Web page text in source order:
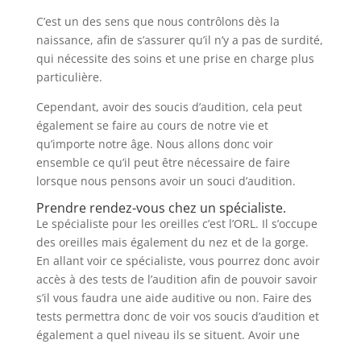
C’est un des sens que nous contrôlons dès la
naissance, afin de s’assurer qu’il n’y a pas de surdité,
qui nécessite des soins et une prise en charge plus
particulière.
Cependant, avoir des soucis d’audition, cela peut
également se faire au cours de notre vie et
qu’importe notre âge. Nous allons donc voir
ensemble ce qu’il peut être nécessaire de faire
lorsque nous pensons avoir un souci d’audition.
Prendre rendez-vous chez un spécialiste.
Le spécialiste pour les oreilles c’est l’ORL. Il s’occupe
des oreilles mais également du nez et de la gorge.
En allant voir ce spécialiste, vous pourrez donc avoir
accès à des tests de l’audition afin de pouvoir savoir
s’il vous faudra une aide auditive ou non. Faire des
tests permettra donc de voir vos soucis d’audition et
également a quel niveau ils se situent. Avoir une